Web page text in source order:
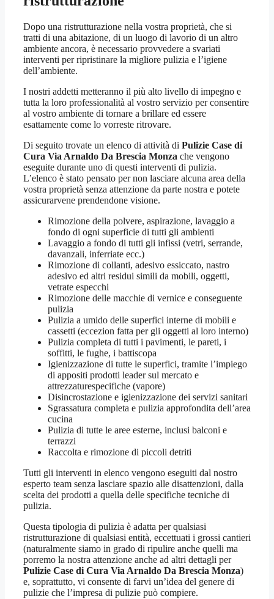
Dopo una ristrutturazione nella vostra proprietà, che si
tratti di una abitazione, di un luogo di lavorio di un altro
ambiente ancora, è necessario provvedere a svariati
interventi per ripristinare la migliore pulizia e l’igiene
dell’ambiente.
I nostri addetti metteranno il più alto livello di impegno e
tutta la loro professionalità al vostro servizio per consentire
al vostro ambiente di tornare a brillare ed essere
esattamente come lo vorreste ritrovare.
Di seguito trovate un elenco di attività di Pulizie Case di
Cura Via Arnaldo Da Brescia Monza che vengono
eseguite durante uno di questi interventi di pulizia.
L’elenco è stato pensato per non lasciare alcuna area della
vostra proprietà senza attenzione da parte nostra e potete
assicurarvene prendendone visione.
Rimozione della polvere, aspirazione, lavaggio a
fondo di ogni superficie di tutti gli ambienti
Lavaggio a fondo di tutti gli infissi (vetri, serrande,
davanzali, inferriate ecc.)
Rimozione di collanti, adesivo essiccato, nastro
adesivo ed altri residui simili da mobili, oggetti,
vetrate especchi
Rimozione delle macchie di vernice e conseguente
pulizia
Pulizia a umido delle superfici interne di mobili e
cassetti (eccezion fatta per gli oggetti al loro interno)
Pulizia completa di tutti i pavimenti, le pareti, i
soffitti, le fughe, i battiscopa
Igienizzazione di tutte le superfici, tramite l’impiego
di appositi prodotti leader sul mercato e
attrezzaturespecifiche (vapore)
Disincrostazione e igienizzazione dei servizi sanitari
Sgrassatura completa e pulizia approfondita dell’area
cucina
Pulizia di tutte le aree esterne, inclusi balconi e
terrazzi
Raccolta e rimozione di piccoli detriti
Tutti gli interventi in elenco vengono eseguiti dal nostro
esperto team senza lasciare spazio alle disattenzioni, dalla
scelta dei prodotti a quella delle specifiche tecniche di
pulizia.
Questa tipologia di pulizia è adatta per qualsiasi
ristrutturazione di qualsiasi entità, eccettuati i grossi cantieri
(naturalmente siamo in grado di ripulire anche quelli ma
porremo la nostra attenzione anche ad altri dettagli per
Pulizie Case di Cura Via Arnaldo Da Brescia Monza)
e, soprattutto, vi consente di farvi un’idea del genere di
pulizie che l’impresa di pulizie può compiere.